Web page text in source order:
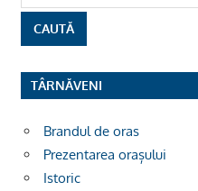
TÂRNĂVENI
Brandul de oras
Prezentarea orașului
Istoric